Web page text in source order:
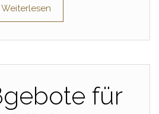
Weiterlesen
für